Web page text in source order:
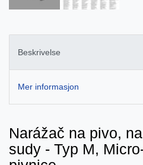
Beskrivelse
Mer informasjon
Narážač na pivo,
sudy - Typ M,